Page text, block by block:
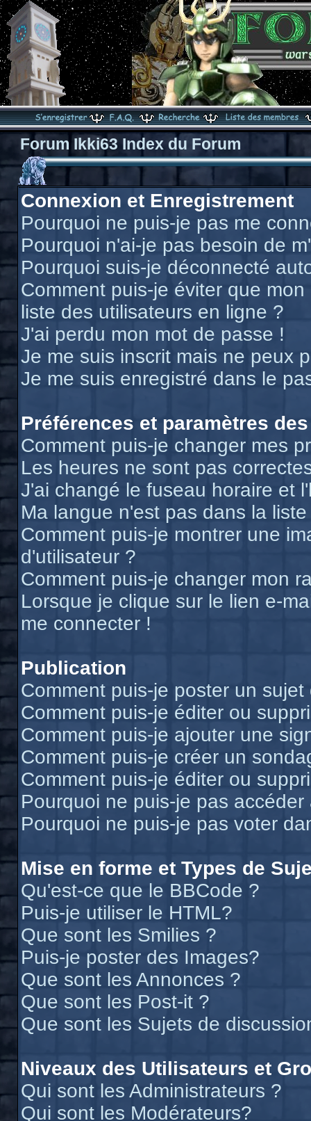
Forum Ikki63 Index du Forum
Connexion et Enregistrement
Pourquoi ne puis-je pas me
Pourquoi n'ai-je pas besoin de
Pourquoi suis-je déconnecté
Comment puis-je éviter que
liste des utilisateurs en ligne ?
J'ai perdu mon mot de passe !
Je me suis inscrit mais ne peux
Je me suis enregistré dans le
Préférences et paramètres
Comment puis-je changer mes
Les heures ne sont pas
J'ai changé le fuseau horaire et
Ma langue n'est pas dans la liste
Comment puis-je montrer une
d'utilisateur ?
Comment puis-je changer mon
Lorsque je clique sur le lien e-
me connecter !
Publication
Comment puis-je poster un
Comment puis-je éditer ou
Comment puis-je ajouter une
Comment puis-je créer un
Comment puis-je éditer ou
Pourquoi ne puis-je pas accéder
Pourquoi ne puis-je pas voter
Mise en forme et Types de
Qu'est-ce que le BBCode ?
Puis-je utiliser le HTML?
Que sont les Smilies ?
Puis-je poster des Images?
Que sont les Annonces ?
Que sont les Post-it ?
Que sont les Sujets de
Niveaux des Utilisateurs et
Qui sont les Administrateurs ?
Qui sont les Modérateurs?